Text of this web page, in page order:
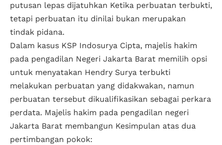
putusan lepas dijatuhkan Ketika perbuatan terbukti,
tetapi perbuatan itu dinilai bukan merupakan
tindak pidana.
Dalam kasus KSP Indosurya Cipta, majelis hakim
pada pengadilan Negeri Jakarta Barat memilih opsi
untuk menyatakan Hendry Surya terbukti
melakukan perbuatan yang didakwakan, namun
perbuatan tersebut dikualifikasikan sebagai perkara
perdata. Majelis hakim pada pengadilan negeri
Jakarta Barat membangun Kesimpulan atas dua
pertimbangan pokok: